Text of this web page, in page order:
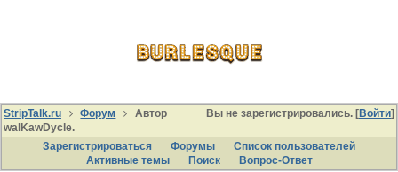
Вы не зарегистрировались. [Войти]
StripTalk.ru Форум
Автор
walKawDycle.
Зарегистрироваться
Форумы
Список пользователей
Активные темы
Поиcк
Вопрос-Ответ